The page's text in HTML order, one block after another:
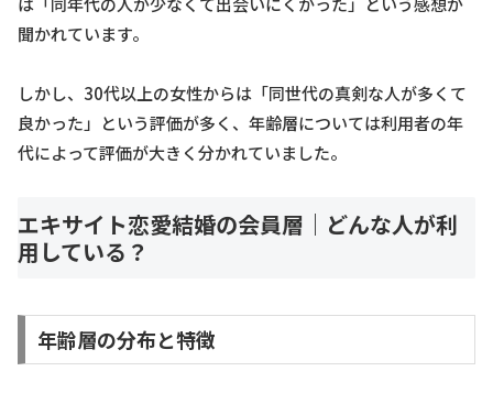
聞かれています。
しかし、30代以上の女性からは「同世代の真剣な人が多くて
良かった」という評価が多く、年齢層については利用者の年
代によって評価が大きく分かれていました。
エキサイト恋愛結婚の会員層｜どんな人が利
用している？
年齢層の分布と特徴